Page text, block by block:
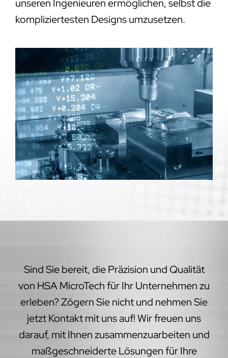
unseren Ingenieuren ermöglichen, selbst die
kompliziertesten Designs umzusetzen.
Sind Sie bereit, die Präzision und Qualität
von HSA MicroTech für Ihr Unternehmen zu
erleben? Zögern Sie nicht und nehmen Sie
jetzt Kontakt mit uns auf! Wir freuen uns
darauf, mit Ihnen zusammenzuarbeiten und
maßgeschneiderte Lösungen für Ihre